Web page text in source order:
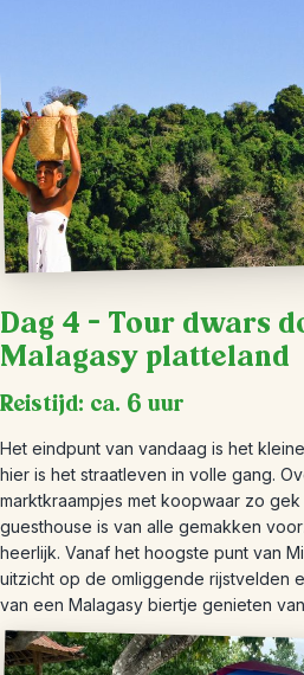
Dag 4 – Tour dwars
Malagasy platteland
Reistijd: ca. 6 uur
Het eindpunt van vandaag is het
hier is het straatleven in volle gang.
marktkraampjes met koopwaar zo
guesthouse is van alle gemakken
heerlijk. Vanaf het hoogste punt van
uitzicht op de omliggende rijstvelden
van een Malagasy biertje genieten